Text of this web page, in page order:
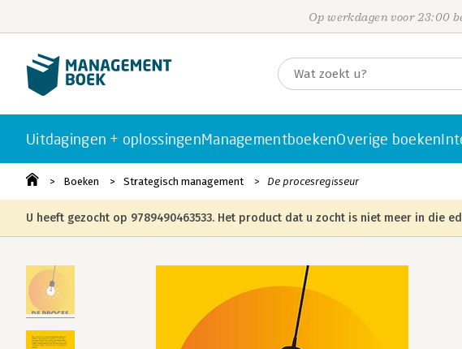
Op werkdagen voor 23:00
Uitdagingen + oplossingenManagementboekenOverige boeken
Boeken Strategisch management De procesregisseur
U heeft gezocht op 9789490463533. Het product dat u zocht is niet meer in die